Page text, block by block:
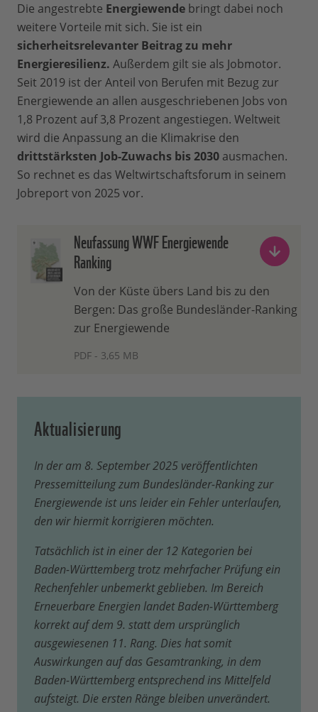
Die angestrebte Energiewende bringt dabei noch
weitere Vorteile mit sich. Sie ist ein
sicherheitsrelevanter Beitrag zu mehr
Energieresilienz. Außerdem gilt sie als Jobmotor.
Seit 2019 ist der Anteil von Berufen mit Bezug zur
Energiewende an allen ausgeschriebenen Jobs von
1,8 Prozent auf 3,8 Prozent angestiegen. Weltweit
wird die Anpassung an die Klimakrise den
drittstärksten Job-Zuwachs bis 2030 ausmachen.
So rechnet es das Weltwirtschaftsforum in seinem
Jobreport von 2025 vor.
Neufassung WWF Energiewende
Ranking
Von der Küste übers Land bis zu den
Bergen: Das große Bundesländer-Ranking
zur Energiewende
PDF - 3,65 MB
Aktualisierung
In der am 8. September 2025 veröffentlichten
Pressemitteilung zum Bundesländer-Ranking zur
Energiewende ist uns leider ein Fehler unterlaufen,
den wir hiermit korrigieren möchten.
Tatsächlich ist in einer der 12 Kategorien bei
Baden-Württemberg trotz mehrfacher Prüfung ein
Rechenfehler unbemerkt geblieben. Im Bereich
Erneuerbare Energien landet Baden-Württemberg
korrekt auf dem 9. statt dem ursprünglich
ausgewiesenen 11. Rang. Dies hat somit
Auswirkungen auf das Gesamtranking, in dem
Baden-Württemberg entsprechend ins Mittelfeld
aufsteigt. Die ersten Ränge bleiben unverändert.